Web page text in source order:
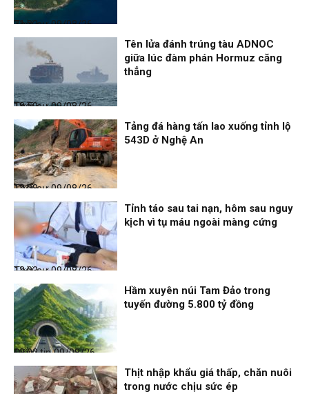
Thời sự
09/08/26, 21:32
Thời sự
09/08/26, 18:59
Tên lửa đánh trúng tàu ADNOC
giữa lúc đàm phán Hormuz căng
thẳng
Thời sự
09/08/26, 12:08
Tảng đá hàng tấn lao xuống tỉnh lộ
543D ở Nghệ An
Thời sự
09/08/26, 12:03
Tỉnh táo sau tai nạn, hôm sau nguy
kịch vì tụ máu ngoài màng cứng
Điểm tin
09/08/26, 12:02
Hầm xuyên núi Tam Đảo trong
tuyến đường 5.800 tỷ đồng
Thịt nhập khẩu giá thấp, chăn nuôi
trong nước chịu sức ép